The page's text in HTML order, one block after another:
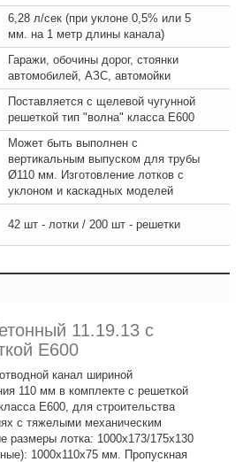
6,28 л/сек (при уклоне 0,5% или 5
мм. на 1 метр длины канала)
Гаражи, обочины дорог, стоянки
автомобилей, АЗС, автомойки
Поставляется с щелевой чугунной
решеткой тип "волна" класса E600
Может быть выполнен с
вертикальным выпуском для трубы
Ø110 мм. Изготовление лотков с
уклоном и каскадных моделей
42 шт - лотки / 200 шт - решетки
11.19.13 с
E600
канал шириной
110 мм в комплекте с решеткой
E600, для строительства
с тяжелыми механическим
размеры лотка: 1000х173/175х130
1000х110х75 мм. Пропускная